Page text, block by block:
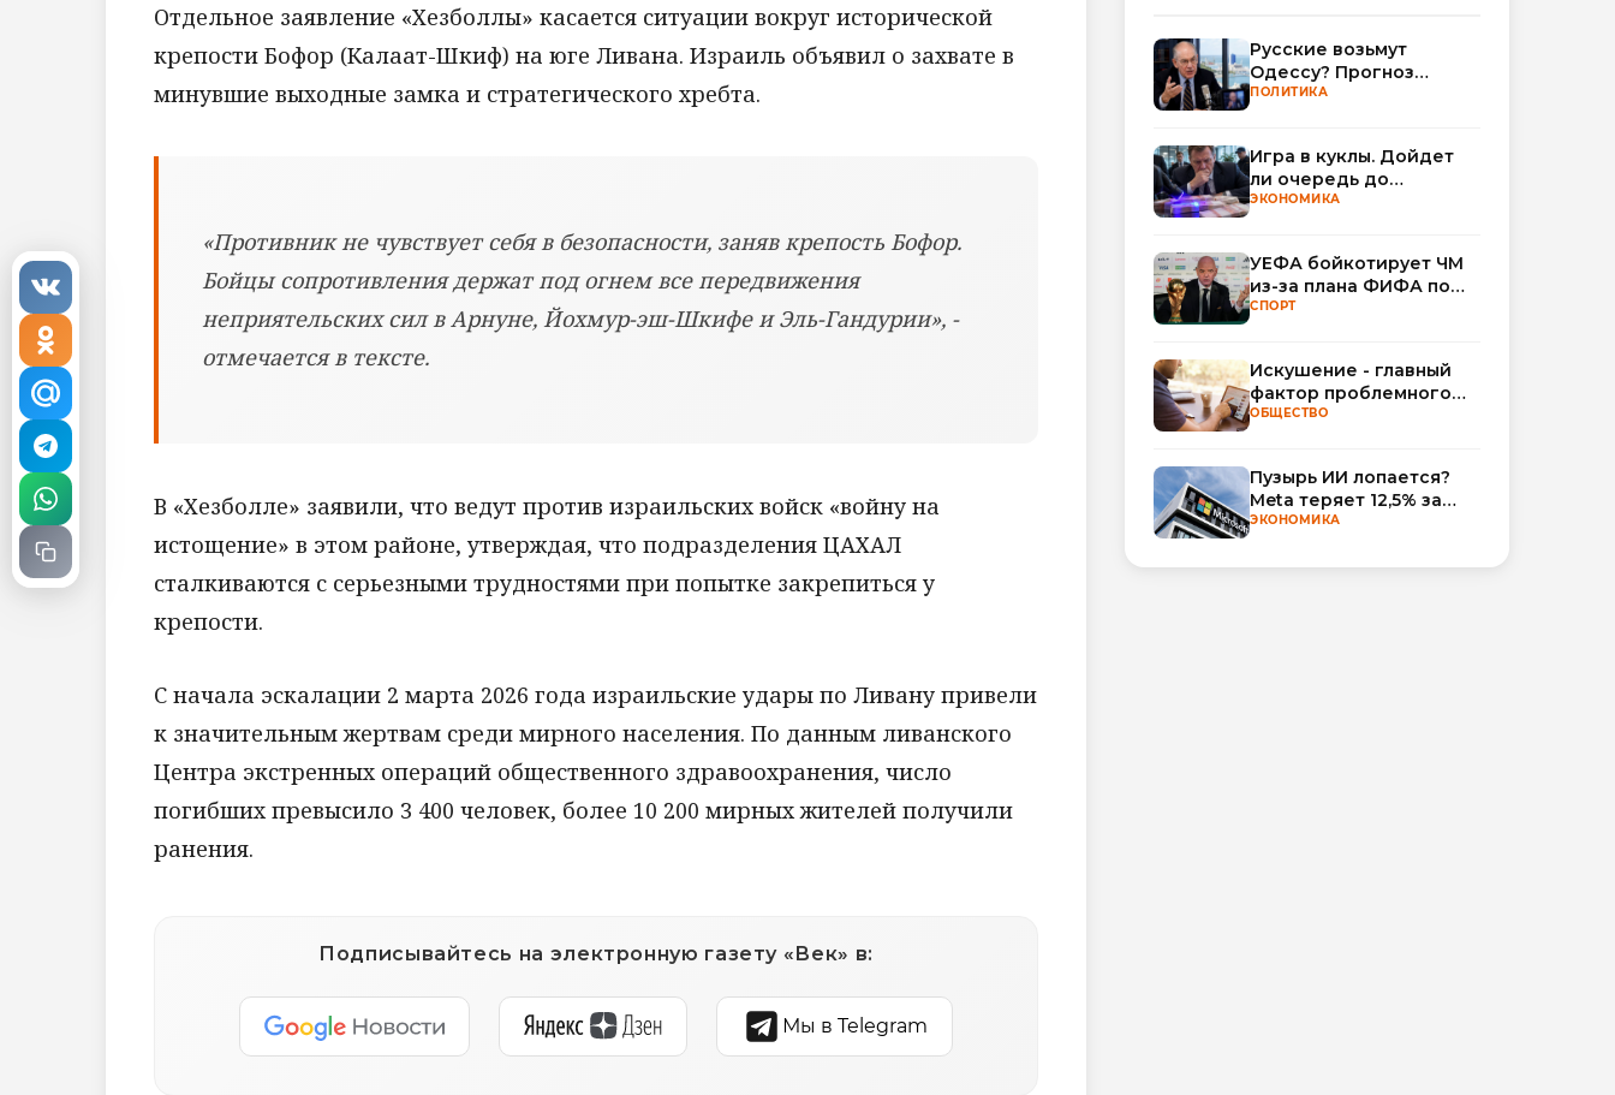
Отдельное заявление «Хезболлы» касается ситуации вокруг исторической
крепости Бофор (Калаат-Шкиф) на юге Ливана. Израиль объявил о захвате в
минувшие выходные замка и стратегического хребта.
«Противник не чувствует себя в безопасности, заняв крепость Бофор.
Бойцы сопротивления держат под огнем все передвижения
неприятельских сил в Арнуне, Йохмур-эш-Шкифе и Эль-Гандурии», -
отмечается в тексте.
В «Хезболле» заявили, что ведут против израильских войск «войну на
истощение» в этом районе, утверждая, что подразделения ЦАХАЛ
сталкиваются с серьезными трудностями при попытке закрепиться у
крепости.
С начала эскалации 2 марта 2026 года израильские удары по Ливану привели
к значительным жертвам среди мирного населения. По данным ливанского
Центра экстренных операций общественного здравоохранения, число
погибших превысило 3 400 человек, более 10 200 мирных жителей получили
ранения.
Подписывайтесь на электронную газету «Век» в:
Мы в Telegram
Русские возьмут
Одессу? Прогноз
Миршаймера
ПОЛИТИКА
Игра в куклы. Дойдет
ли очередь до
Миллера?
ЭКОНОМИКА
УЕФА бойкотирует ЧМ
из-за плана ФИФА по
привлечению частных
СПОРТ
Искушение - главный
фактор проблемного
использования
ОБЩЕСТВО
Пузырь ИИ лопается?
Meta теряет 12,5% за
неделю, а Microsoft и
ЭКОНОМИКА